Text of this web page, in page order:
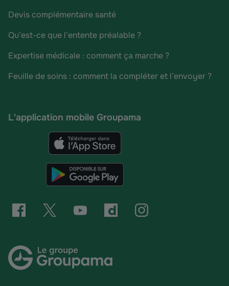
Devis complémentaire santé
Qu’est-ce que l’entente préalable ?
Expertise médicale : comment ça marche ?
Feuille de soins : comment la compléter et l’envoyer ?
L'application mobile Groupama